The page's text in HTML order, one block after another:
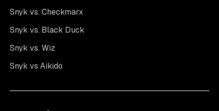
Snyk vs. Checkmarx
Snyk vs. Black Duck
Snyk vs. Wiz
Snyk vs Aikido